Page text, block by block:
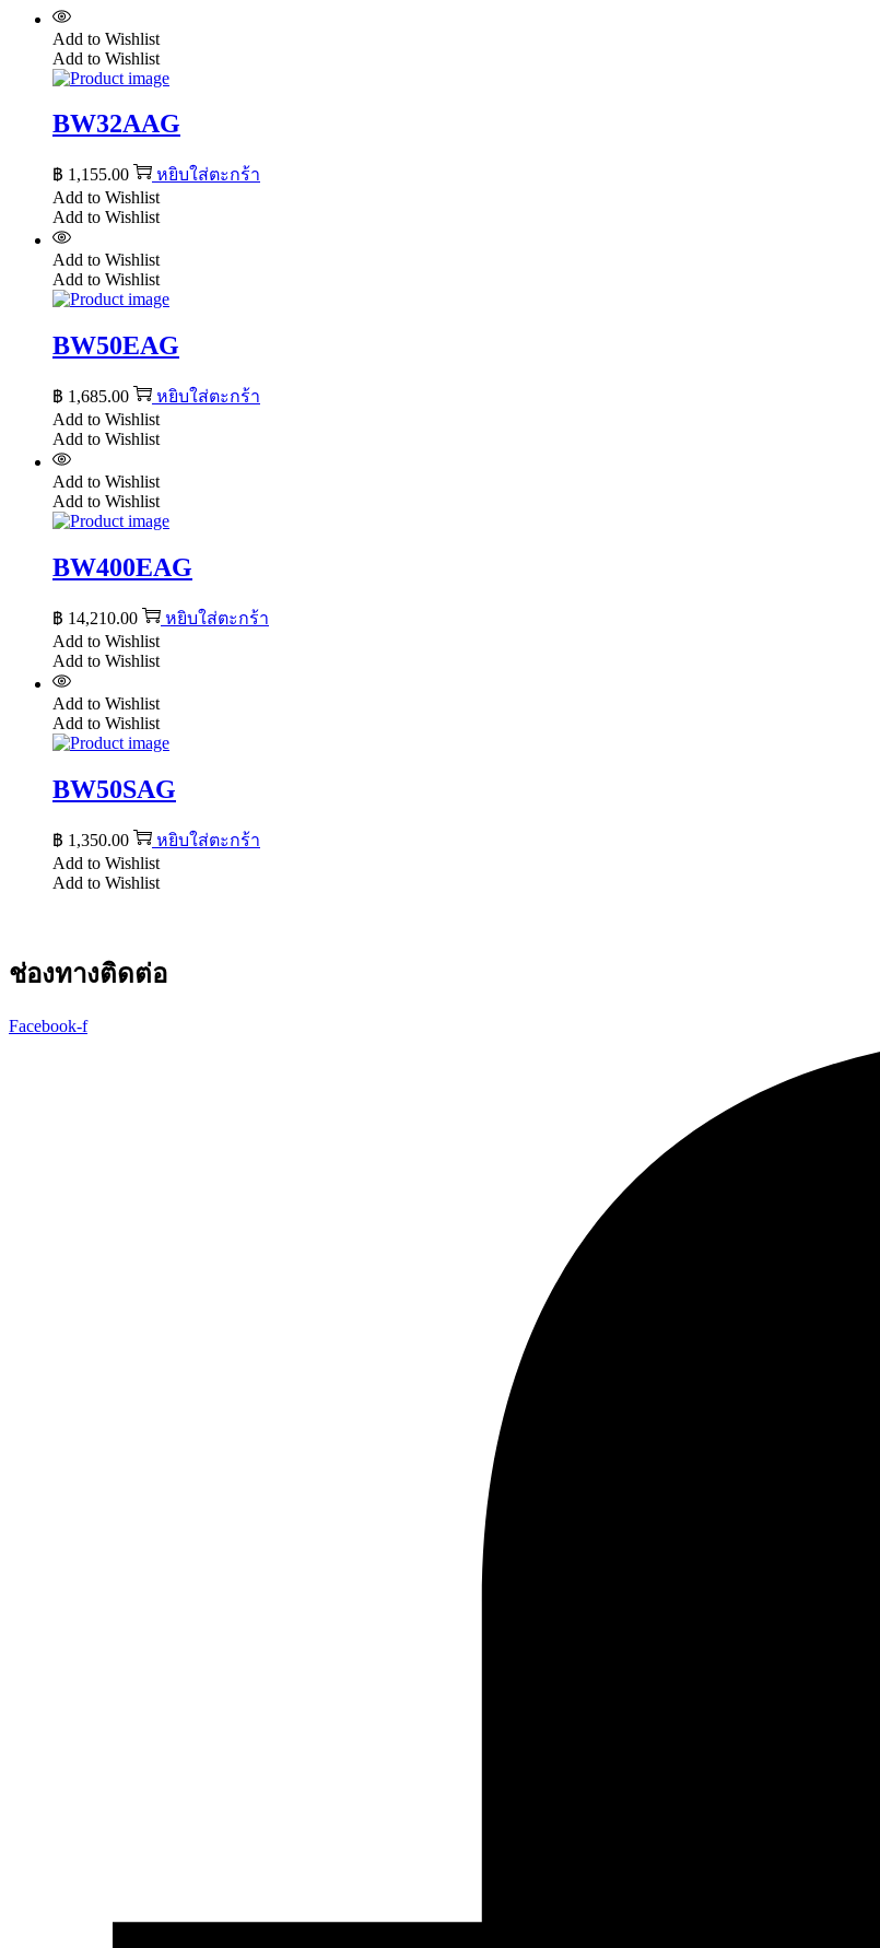
Add to Wishlist
Add to Wishlist
BW32AAG
฿ 1,155.00
หยิบใส่ตะกร้า
Add to Wishlist
Add to Wishlist
Add to Wishlist
Add to Wishlist
BW50EAG
฿ 1,685.00
หยิบใส่ตะกร้า
Add to Wishlist
Add to Wishlist
Add to Wishlist
Add to Wishlist
BW400EAG
฿ 14,210.00
หยิบใส่ตะกร้า
Add to Wishlist
Add to Wishlist
Add to Wishlist
Add to Wishlist
BW50SAG
฿ 1,350.00
หยิบใส่ตะกร้า
Add to Wishlist
Add to Wishlist
ช่องทางติดต่อ
Facebook-f